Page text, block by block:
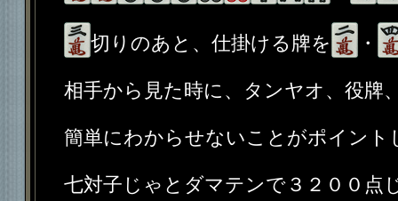
切りのあと、仕掛ける牌を ・
相手から見た時に、タンヤオ、役牌
簡単にわからせないことがポイント
七対子じゃとダマテンで３２００点